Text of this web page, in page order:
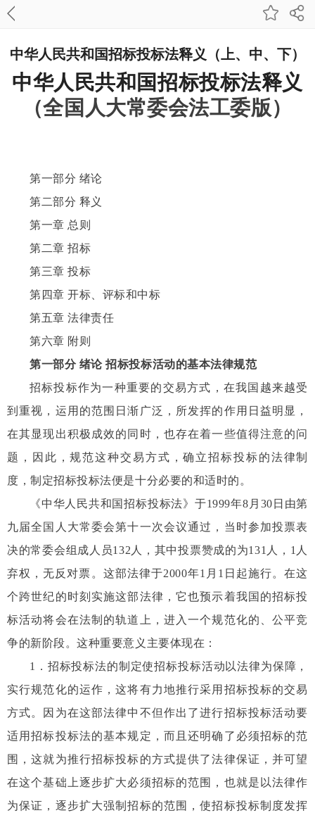
中华人民共和国招标投标法释义（上、中、下）
中华人民共和国招标投标法释义
（全国人大常委会法工委版）
第一部分 绪论
第二部分 释义
第一章 总则
第二章 招标
第三章 投标
第四章 开标、评标和中标
第五章 法律责任
第六章 附则
第一部分 绪论 招标投标活动的基本法律规范
招标投标作为一种重要的交易方式，在我国越来越受
到重视，运用的范围日渐广泛，所发挥的作用日益明显，
在其显现出积极成效的同时，也存在着一些值得注意的问
题，因此，规范这种交易方式，确立招标投标的法律制
度，制定招标投标法便是十分必要的和适时的。
《中华人民共和国招标投标法》于1999年8 月 30 日由第
九届全国人大常委会第十一次会议通过，当时参加投票表
决的常委会组成人员132 人，其中投票赞成的为131 人， 1 人
弃权，无反对票。这部法律于2000年1 月 1 日起施行。在这
个跨世纪的时刻实施这部法律，它也预示着我国的招标投
标活动将会在法制的轨道上，进入一个规范化的、公平竞
争的新阶段。这种重要意义主要体现在：
1
．招标投标法的制定使招标投标活动以法律为保障，
实行规范化的运作，这将有力地推行采用招标投标的交易
方式。因为在这部法律中不但作出了进行招标投标活动要
适用招标投标法的基本规定，而且还明确了必须招标的范
围，这就为推行招标投标的方式提供了法律保证，并可望
在这个基础上逐步扩大必须招标的范围，也就是以法律作
为保证，逐步扩大强制招标的范围，使招标投标制度发挥